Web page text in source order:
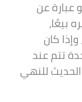
عبارة عن
بيعًا،
كان
تتم عند
للنهي